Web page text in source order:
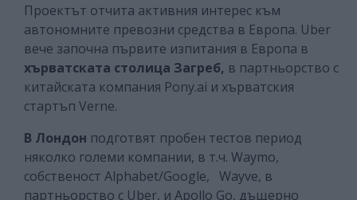
Проектът отчита активния интерес към
автономните превозни средства в Европа. Uber
вече започна първите изпитания в Европа в
хърватската столица Загреб, в партньорство с
китайската компания Pony.ai и хърватския
стартъп Verne.
В Лондон подготвят пробен тестов период
няколко големи компании, в т.ч. Waymo,
собственост Alphabet/Google, Wayve, в
партньорство с Uber, и Apollo Go, дъщерно